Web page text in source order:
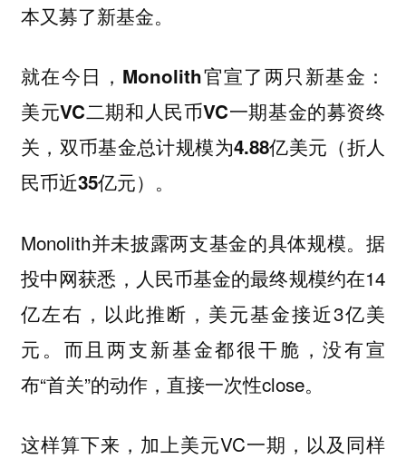
本又募了新基金。
就在今日， Monolith官宣了两只新基金：
美元VC二期和人民币VC一期基金的募资终
关，双币基金总计规模为4.88亿美元（折人
民币近35亿元）。
Monolith并未披露两支基金的具体规模。据
投中网获悉，人民币基金的最终规模约在14
亿左右，以此推断，美元基金接近3亿美
元。而且两支新基金都很干脆，没有宣
布“首关”的动作，直接一次性close。
这样算下来，加上美元VC一期，以及同样